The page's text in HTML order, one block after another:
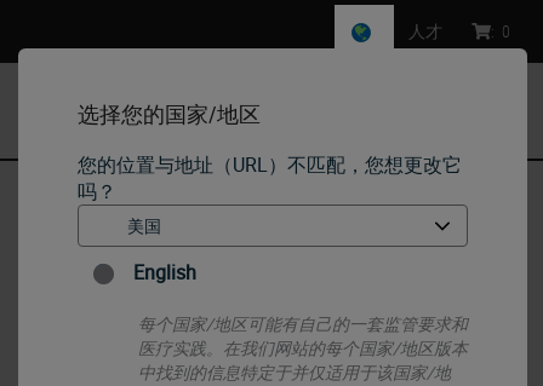
选择您的国家/地区
您的位置与地址（URL）不匹配，您想更改它
吗？
English
每个国家/地区可能有自己的一套监管要求和
医疗实践。在我们网站的每个国家/地区版本
中找到的信息特定于并仅适用于该国家/地
人才 : 0
IHC & ISH • β-联蛋白